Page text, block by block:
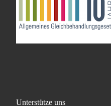
Unterstütze uns